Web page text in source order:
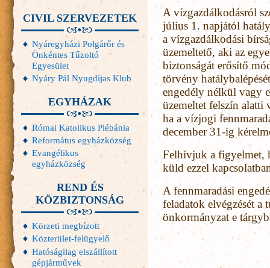
A vízgazdálkodásról
július 1. napjától
a vízgazdálkodási
üzemeltető, aki az
biztonságát erősítő
törvény
engedély nélkül vagy
üzemeltet felszín
ha a vízjogi
december 31-ig
Felhívjuk a figyelmet,
küld ezzel
A fennmaradási
feladatok elvégzését a
önkormányzat e
CIVIL SZERVEZETEK
Nyáregyházi Polgárőr és
Önkéntes Tűzoltó
Egyesület
Nyáry Pál Nyugdíjas Klub
EGYHÁZAK
Római Katolikus Plébánia
Református egyházközség
Evangélikus
egyházközség
REND ÉS
KÖZBIZTONSÁG
Körzeti megbízott
Közterület-felügyelő
Hatóságilag elszállított
gépjárművek